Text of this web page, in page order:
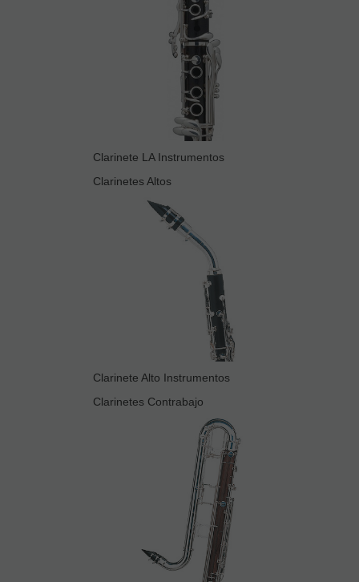
Clarinete LA Instrumentos
Clarinetes Altos
Clarinete Alto Instrumentos
Clarinetes Contrabajo